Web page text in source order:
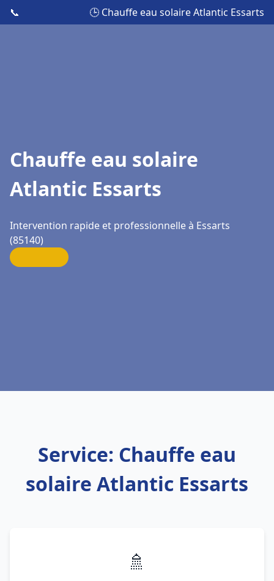
📞 🕒 Chauffe eau solaire Atlantic Essarts
Chauffe eau solaire
Atlantic Essarts
Intervention rapide et professionnelle à Essarts
(85140)
Service: Chauffe eau
solaire Atlantic Essarts
🚿